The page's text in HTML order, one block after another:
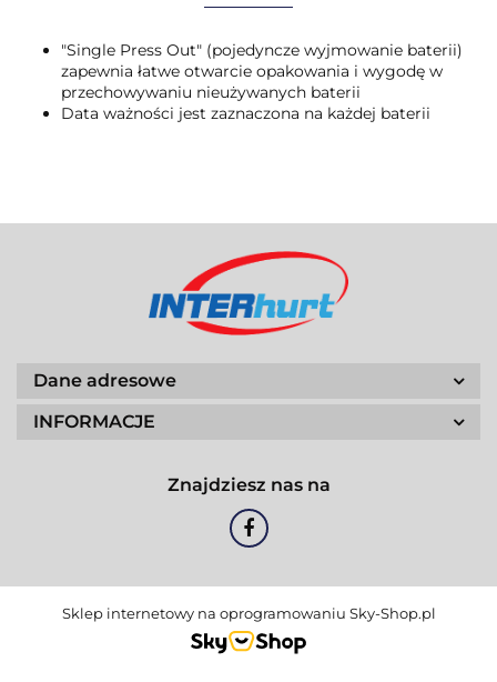
"Single Press Out" (pojedyncze wyjmowanie baterii)
zapewnia łatwe otwarcie opakowania i wygodę w
przechowywaniu nieużywanych baterii
Data ważności jest zaznaczona na każdej baterii
Dane adresowe
INFORMACJE
Znajdziesz nas na
Sklep internetowy na oprogramowaniu Sky-Shop.pl